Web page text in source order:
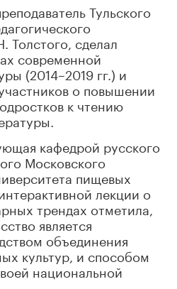
Тульского
Толстого, сделал
современной
(2014–2019 гг.) и
о повышении
к чтению
кафедрой русского
Московского
пищевых
лекции о
трендах отметила,
является
объединения
культур, и способом
национальной